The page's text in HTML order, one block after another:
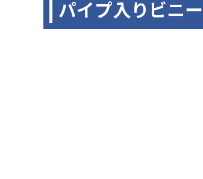
パイプ入りビニ